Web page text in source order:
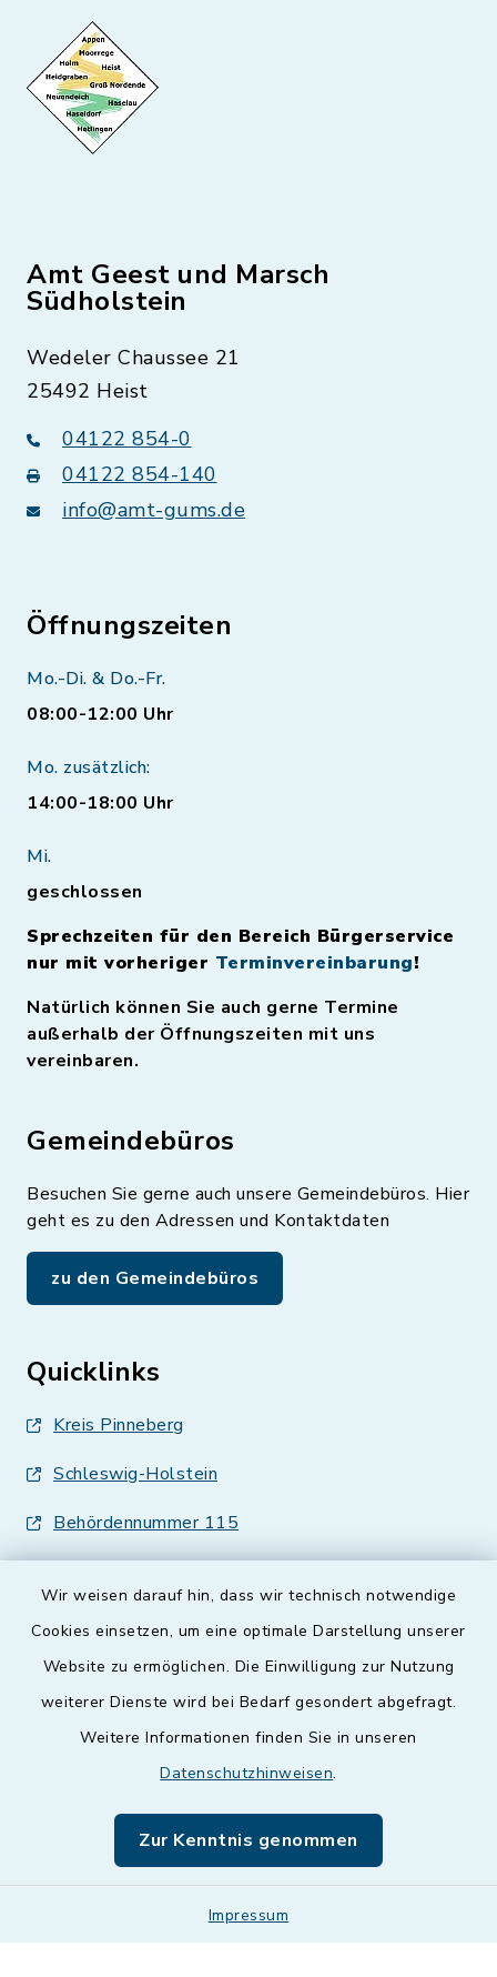
Wir weisen darauf hin, dass wir technisch notwendige
Cookies einsetzen, um eine optimale Darstellung unserer
Website zu ermöglichen. Die Einwilligung zur Nutzung
weiterer Dienste wird bei Bedarf gesondert abgefragt.
Weitere Informationen finden Sie in unseren
Datenschutzhinweisen.
Zur Kenntnis genommen
Impressum
Amt Geest und Marsch
Südholstein
Wedeler Chaussee 21
25492 Heist
04122 854-0
04122 854-140
info@amt-gums.de
Öffnungszeiten
Mo.-Di. & Do.-Fr.
08:00-12:00 Uhr
Mo. zusätzlich:
14:00-18:00 Uhr
Mi.
geschlossen
Sprechzeiten für den Bereich Bürgerservice
nur mit vorheriger Terminvereinbarung!
Natürlich können Sie auch gerne Termine
außerhalb der Öffnungszeiten mit uns
vereinbaren.
Gemeindebüros
Besuchen Sie gerne auch unsere Gemeindebüros. Hier
geht es zu den Adressen und Kontaktdaten
zu den Gemeindebüros
Quicklinks
Kreis Pinneberg
Schleswig-Holstein
Behördennummer 115
Barrierefreiheit
Impressum
Sitemap